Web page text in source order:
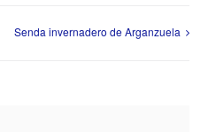
Senda invernadero de Arganzuela